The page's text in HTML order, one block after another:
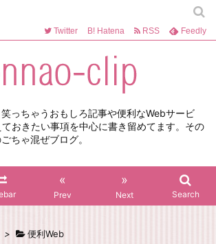
っちゃうおもしろ記事や便利なWebサービ
おきたい事項を中心に書き留めてます。その
ちゃ混ぜブログ。
«
Prev
»
Next Search
Twitter B! Hatena RSS Feedly
> 便利Web